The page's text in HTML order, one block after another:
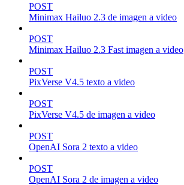
POST
Minimax Hailuo 2.3 de imagen a video
POST
Minimax Hailuo 2.3 Fast imagen a video
POST
PixVerse V4.5 texto a video
POST
PixVerse V4.5 de imagen a video
POST
OpenAI Sora 2 texto a video
POST
OpenAI Sora 2 de imagen a video